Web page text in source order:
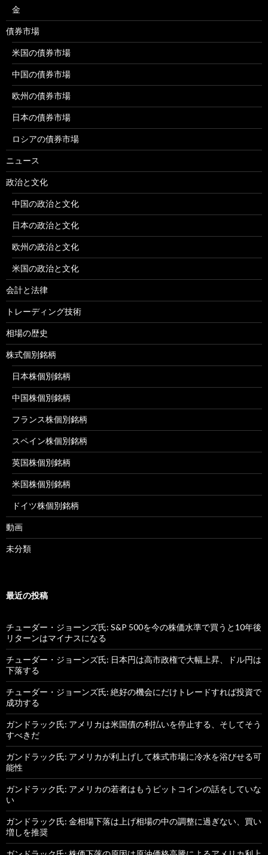
金
債券市場
米国の債券市場
中国の債券市場
欧州の債券市場
日本の債券市場
ロシアの債券市場
ニュース
政治と文化
中国の政治と文化
日本の政治と文化
欧州の政治と文化
米国の政治と文化
会計と法律
トレーディング技術
相場の歴史
株式個別銘柄
日本株個別銘柄
中国株個別銘柄
フランス株個別銘柄
スペイン株個別銘柄
英国株個別銘柄
米国株個別銘柄
ドイツ株個別銘柄
動画
未分類
最近の投稿
チューダー・ジョーンズ氏: S&P 500を今の株価水準で買うと10年後
リターンはマイナスになる
チューダー・ジョーンズ氏: 日本円は高市政権で大幅上昇、ドル円は
下落する
チューダー・ジョーンズ氏: 絶好の機会にだけトレードすれば投資で
成功する
ガンドラック氏: アメリカは米国債の利払いを停止する、そしてそう
すべきだ
ガンドラック氏: アメリカが利上げして株式市場に冷水を浴びせる可
能性
ガンドラック氏: アメリカの若者はもうビットコインの話をしていな
い
ガンドラック氏: 金相場下落は上げ相場の中の調整に過ぎない、買い
増しを推奨